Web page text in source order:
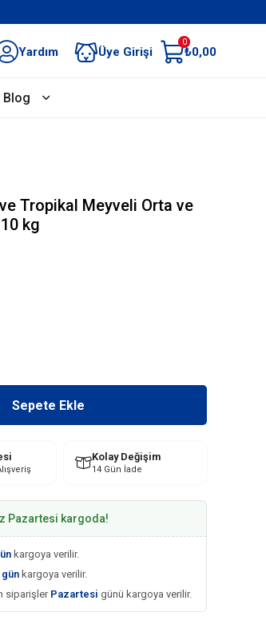
Yardım Üye Girişi
0
₺0,00
Blog
Tropikal Meyveli Orta ve
kg
Kolay Değişim
14 Gün İade
Pazartesi kargoda!
kargoya verilir.
gün kargoya verilir.
siparişler Pazartesi günü kargoya verilir.